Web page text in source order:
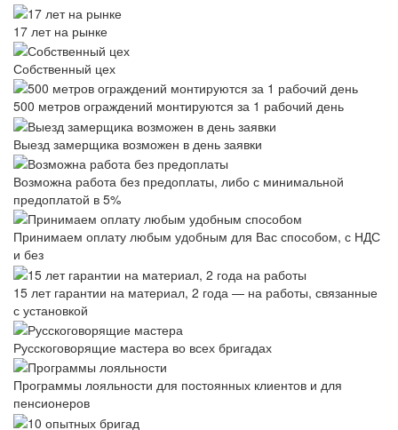
17 лет на рынке
Собственный цех
500 метров ограждений монтируются за 1 рабочий день
Выезд замерщика возможен в день заявки
Возможна работа без предоплаты, либо с минимальной
предоплатой в 5%
Принимаем оплату любым удобным для Вас способом, с НДС
и без
15 лет гарантии на материал, 2 года — на работы, связанные
с установкой
Русскоговорящие мастера во всех бригадах
Программы лояльности для постоянных клиентов и для
пенсионеров